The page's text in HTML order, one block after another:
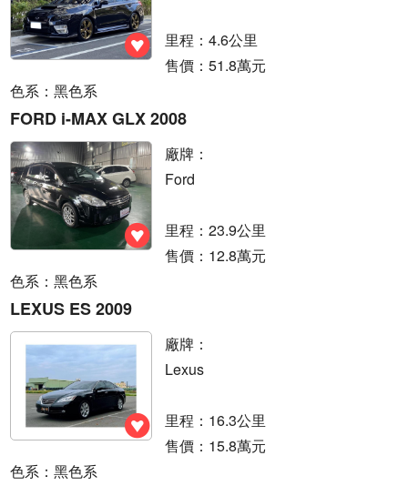
里程：4.6公里
售價：51.8萬元
色系：黑色系
FORD i-MAX GLX 2008
廠牌：
Ford
里程：23.9公里
售價：12.8萬元
色系：黑色系
LEXUS ES 2009
廠牌：
Lexus
里程：16.3公里
售價：15.8萬元
色系：黑色系